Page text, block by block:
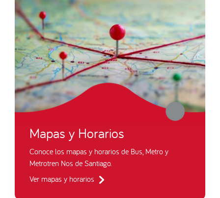
Mapas y Horarios
Conoce los mapas y horarios de Bus, Metro y
Metrotren Nos de Santiago.
Ver mapas y horarios